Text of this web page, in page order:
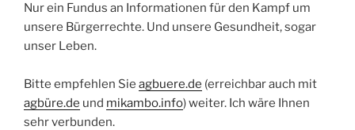
Nur ein Fundus an Informationen für den Kampf um
unsere Bürgerrechte. Und unsere Gesundheit, sogar
unser Leben.
Bitte empfehlen Sie agbuere.de (erreichbar auch mit
agbüre.de und mikambo.info) weiter. Ich wäre Ihnen
sehr verbunden.